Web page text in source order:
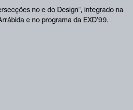
no e do Design", integrado na
e no programa da EXD'99.